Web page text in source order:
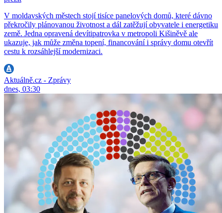
V moldavských městech stojí tisíce panelových domů, které dávno
překročily plánovanou životnost a dál zatěžují obyvatele i energetiku
země. Jedna opravená devítipatrovka v metropoli Kišiněvě ale
ukazuje, jak může změna topení, financování i správy domu otevřít
cestu k rozsáhlejší modernizaci.
Aktuálně.cz - Zprávy
dnes, 03:30